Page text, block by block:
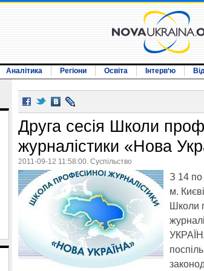
Аналітика Регіони Освіта Інтерв‘ю
Друга сесія Школи
журналістики «Нова
2011-09-12 11:58:00. Суспільство
З 14 по
м.
Школи